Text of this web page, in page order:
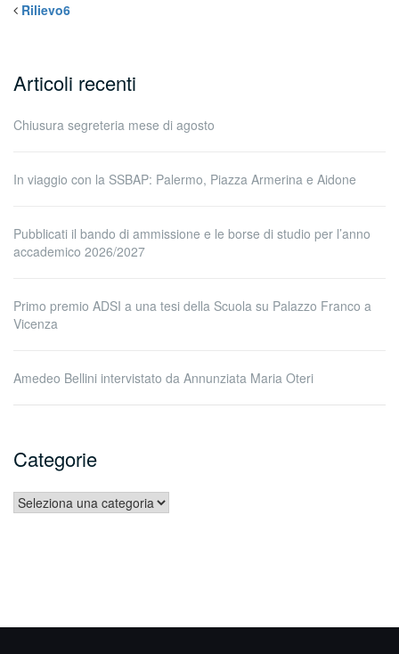
Rilievo6
Articoli recenti
Chiusura segreteria mese di agosto
In viaggio con la SSBAP: Palermo, Piazza Armerina e Aidone
Pubblicati il bando di ammissione e le borse di studio per l’anno
accademico 2026/2027
Primo premio ADSI a una tesi della Scuola su Palazzo Franco a
Vicenza
Amedeo Bellini intervistato da Annunziata Maria Oteri
Categorie
Categorie